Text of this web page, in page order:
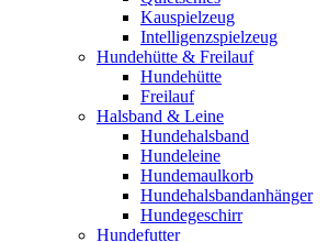
Kauspielzeug
Intelligenzspielzeug
Hundehütte & Freilauf
Hundehütte
Freilauf
Halsband & Leine
Hundehalsband
Hundeleine
Hundemaulkorb
Hundehalsbandanhänger
Hundegeschirr
Hundefutter